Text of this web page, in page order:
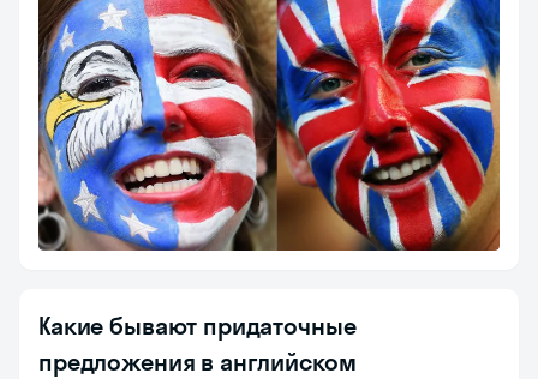
Какие бывают придаточные
предложения в английском